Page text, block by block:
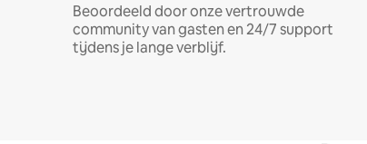
Beoordeeld door onze vertrouwde
community van gasten en 24/7 support
tijdens je lange verblijf.